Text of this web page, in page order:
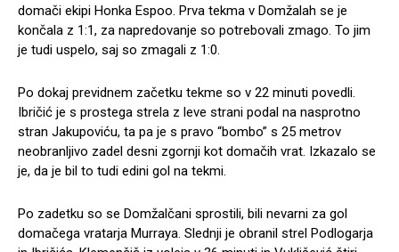
domači ekipi Honka Espoo. Prva tekma v Domžalah se je
končala z 1:1, za napredovanje so potrebovali zmago. To jim
je tudi uspelo, saj so zmagali z 1:0.
Po dokaj previdnem začetku tekme so v 22 minuti povedli.
Ibričić je s prostega strela z leve strani podal na nasprotno
stran Jakupoviću, ta pa je s pravo “bombo” s 25 metrov
neobranljivo zadel desni zgornji kot domačih vrat. Izkazalo se
je, da je bil to tudi edini gol na tekmi.
Po zadetku so se Domžalčani sprostili, bili nevarni za gol
domačega vratarja Murraya. Slednji je obranil strel Podlogarja